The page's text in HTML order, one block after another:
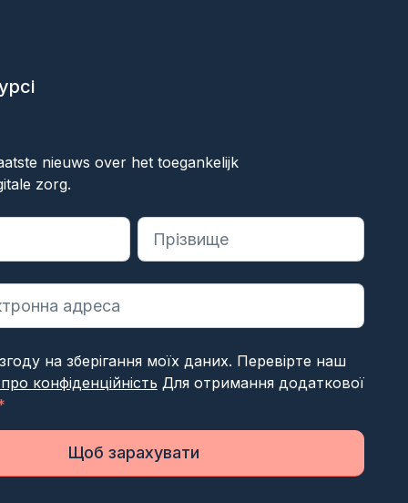
nieuws over het toegankelijk
zorg.
обов'язкові поля
на зберігання моїх даних. Перевірте наш
конфіденційність Для отримання додаткової
Щоб зарахувати